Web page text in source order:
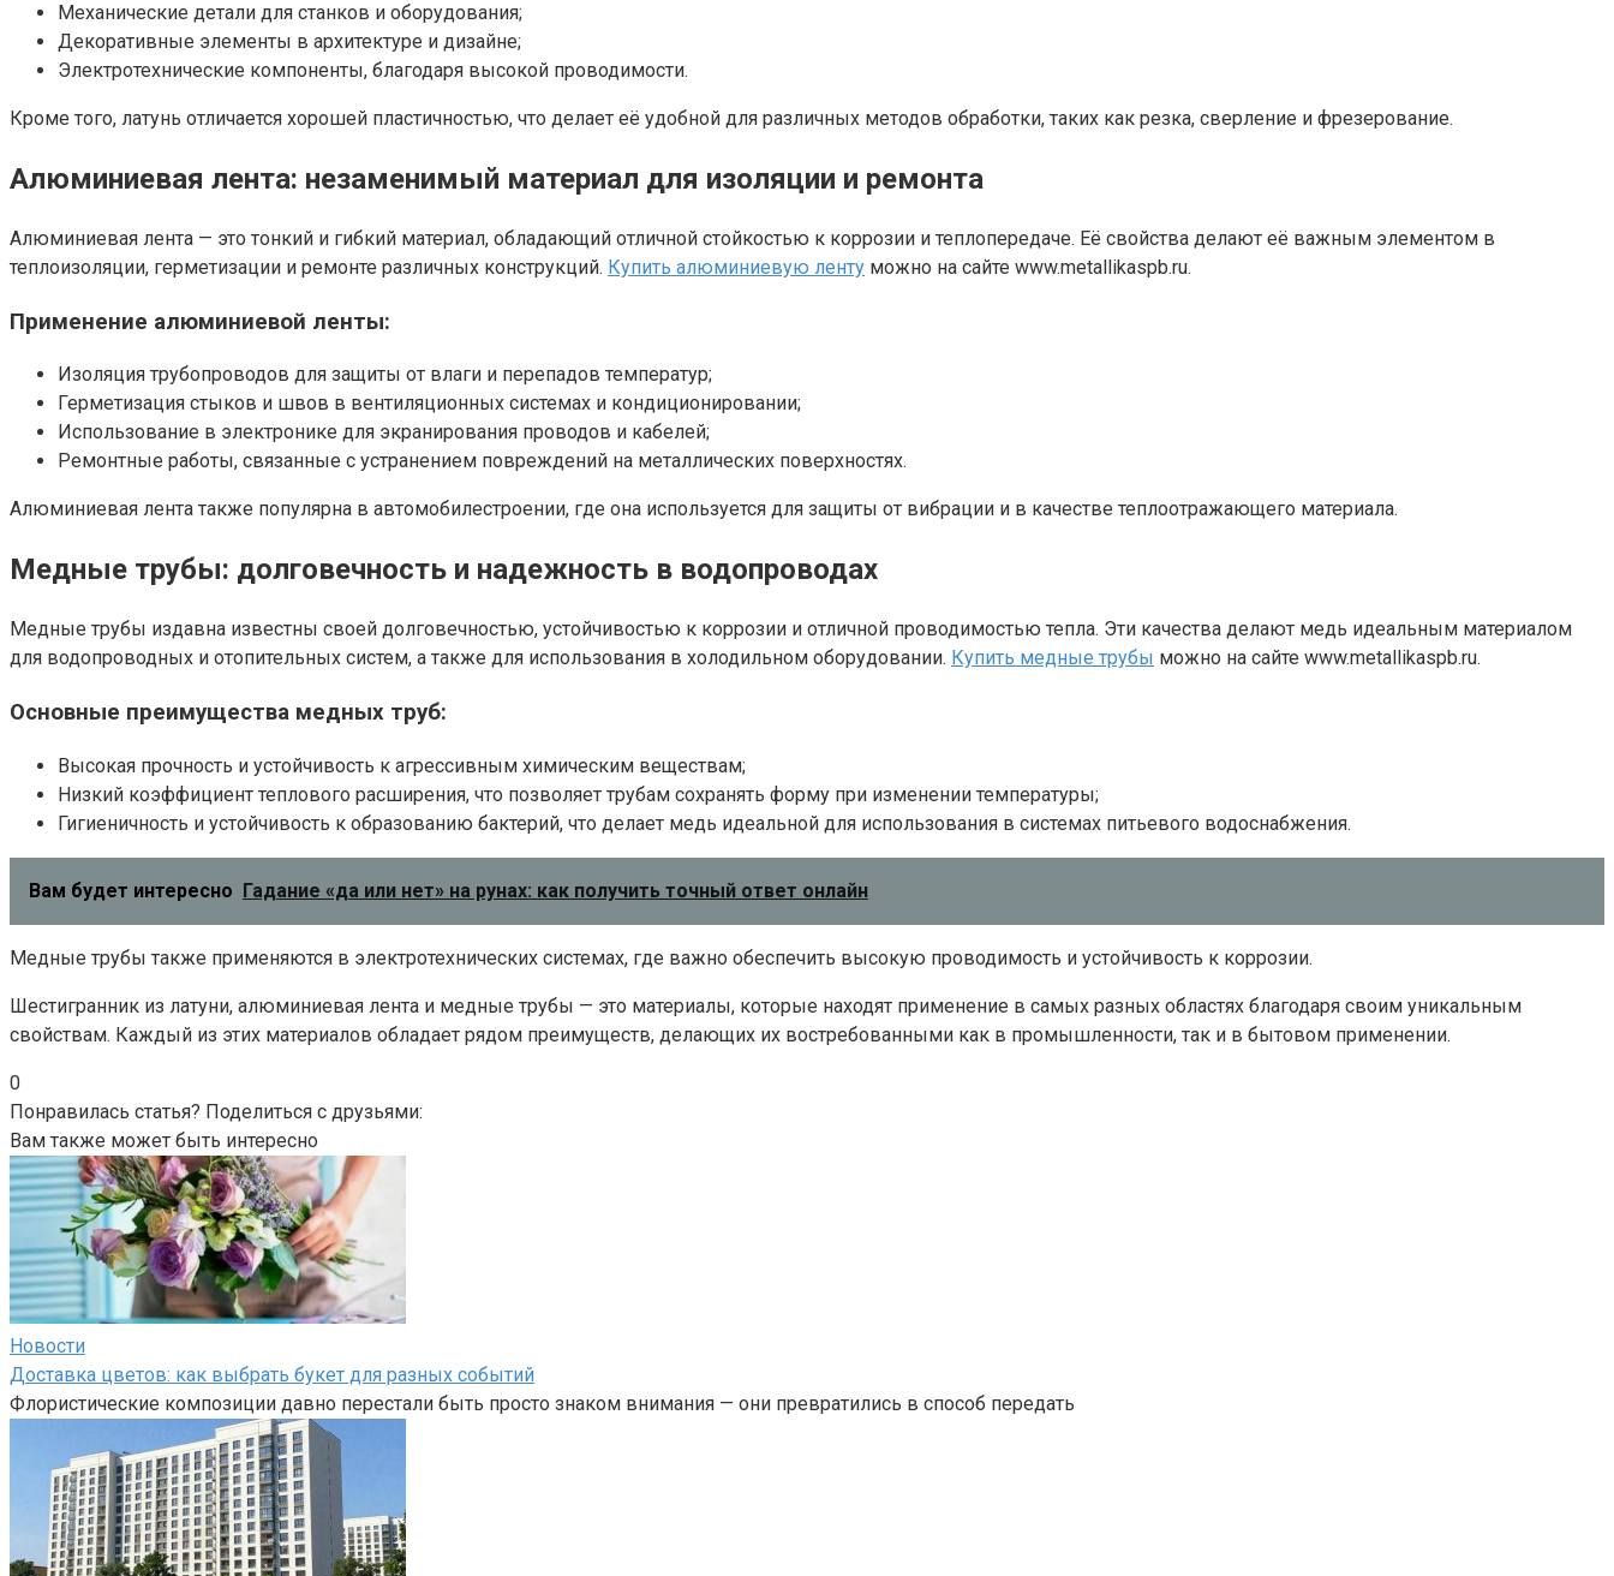
Механические детали для станков и оборудования;
Декоративные элементы в архитектуре и дизайне;
Электротехнические компоненты, благодаря высокой проводимости.
Кроме того, латунь отличается хорошей пластичностью, что делает её удобной для различных методов обработки, таких как резка, сверление и фрезерование.
Алюминиевая лента: незаменимый материал для изоляции и ремонта
Алюминиевая лента — это тонкий и гибкий материал, обладающий отличной стойкостью к коррозии и теплопередаче. Её свойства делают её важным элементом в
теплоизоляции, герметизации и ремонте различных конструкций. Купить алюминиевую ленту можно на сайте www.metallikaspb.ru.
Применение алюминиевой ленты:
Изоляция трубопроводов для защиты от влаги и перепадов температур;
Герметизация стыков и швов в вентиляционных системах и кондиционировании;
Использование в электронике для экранирования проводов и кабелей;
Ремонтные работы, связанные с устранением повреждений на металлических поверхностях.
Алюминиевая лента также популярна в автомобилестроении, где она используется для защиты от вибрации и в качестве теплоотражающего материала.
Медные трубы: долговечность и надежность в водопроводах
Медные трубы издавна известны своей долговечностью, устойчивостью к коррозии и отличной проводимостью тепла. Эти качества делают медь идеальным материалом
для водопроводных и отопительных систем, а также для использования в холодильном оборудовании. Купить медные трубы можно на сайте www.metallikaspb.ru.
Основные преимущества медных труб:
Высокая прочность и устойчивость к агрессивным химическим веществам;
Низкий коэффициент теплового расширения, что позволяет трубам сохранять форму при изменении температуры;
Гигиеничность и устойчивость к образованию бактерий, что делает медь идеальной для использования в системах питьевого водоснабжения.
Вам будет интересно Гадание «да или нет» на рунах: как получить точный ответ онлайн
Медные трубы также применяются в электротехнических системах, где важно обеспечить высокую проводимость и устойчивость к коррозии.
Шестигранник из латуни, алюминиевая лента и медные трубы — это материалы, которые находят применение в самых разных областях благодаря своим уникальным
свойствам. Каждый из этих материалов обладает рядом преимуществ, делающих их востребованными как в промышленности, так и в бытовом применении.
0
Понравилась статья? Поделиться с друзьями:
Вам также может быть интересно
Новости
Доставка цветов: как выбрать букет для разных событий
Флористические композиции давно перестали быть просто знаком внимания — они превратились в способ передать